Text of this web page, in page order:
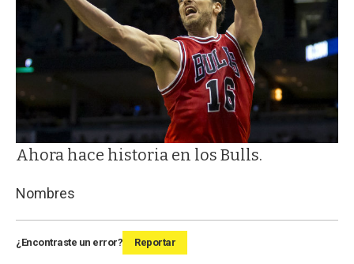
Ahora hace historia en los Bulls.
Nombres
¿Encontraste un error? Reportar